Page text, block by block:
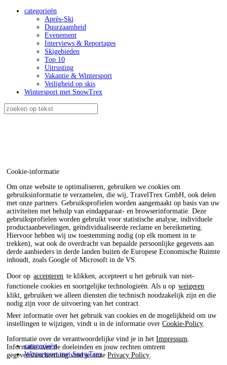
Cookie-informatie
Om onze website te optimaliseren, gebruiken we cookies om
gebruiksinformatie te verzamelen, die wij, TravelTrex GmbH, ook delen
met onze partners. Gebruiksprofielen worden aangemaakt op basis van uw
activiteiten met behulp van eindapparaat- en browserinformatie. Deze
gebruiksprofielen worden gebruikt voor statistische analyse, individuele
productaanbevelingen, geïndividualiseerde reclame en bereikmeting.
Hiervoor hebben wij uw toestemming nodig (op elk moment in te
trekken), wat ook de overdracht van bepaalde persoonlijke gegevens aan
derde aanbieders in derde landen buiten de Europese Economische Ruimte
inhoudt, zoals Google of Microsoft in de VS.
Door op accepteren te klikken, accepteert u het gebruik van niet-
functionele cookies en soortgelijke technologieën. Als u op weigeren
klikt, gebruiken we alleen diensten die technisch noodzakelijk zijn en die
nodig zijn voor de uitvoering van het contract.
Meer informatie over het gebruik van cookies en de mogelijkheid om uw
instellingen te wijzigen, vindt u in de informatie overCookie-Policy.
Informatie over de verantwoordelijke vind je in hetImpressum.
Informatie over de doeleinden en jouw rechten omtrent
gegevensbescherming vind je onzePrivacy Policy.
categorieën
Après-Ski
Duurzaamheid
Evenement
Interviews & Reportages
Skigebieden
Top 10
Uitrusting
Vakantie & Wintersport
Veiligheid op skis
Wintersport met SnowTrex
categorieën
Wintersport met SnowTrex